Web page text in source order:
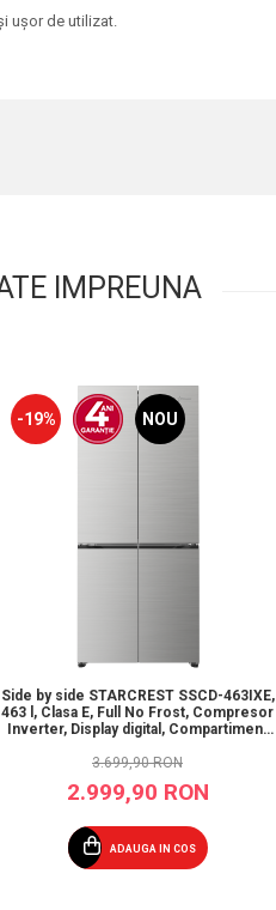
ușor de utilizat.
IMPREUNA
-19% NOU
Side by side STARCREST SSCD-463IXE,
463 l, Clasa E, Full No Frost, Compresor
Inverter, Display digital, Compartiment
3.699,90 RON
2.999,90 RON
ADAUGA IN COS